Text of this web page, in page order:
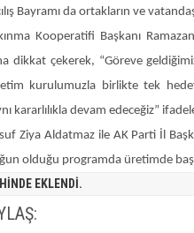
Bayramı da ortakların ve
Kooperatifi Başkanı
dikkat çekerek, “Göreve
kurulumuzla birlikte tek
kararlılıkla devam edeceğiz”
Ziya Aldatmaz ile AK Parti İl
olduğu programda üretimde
EKLENDI.